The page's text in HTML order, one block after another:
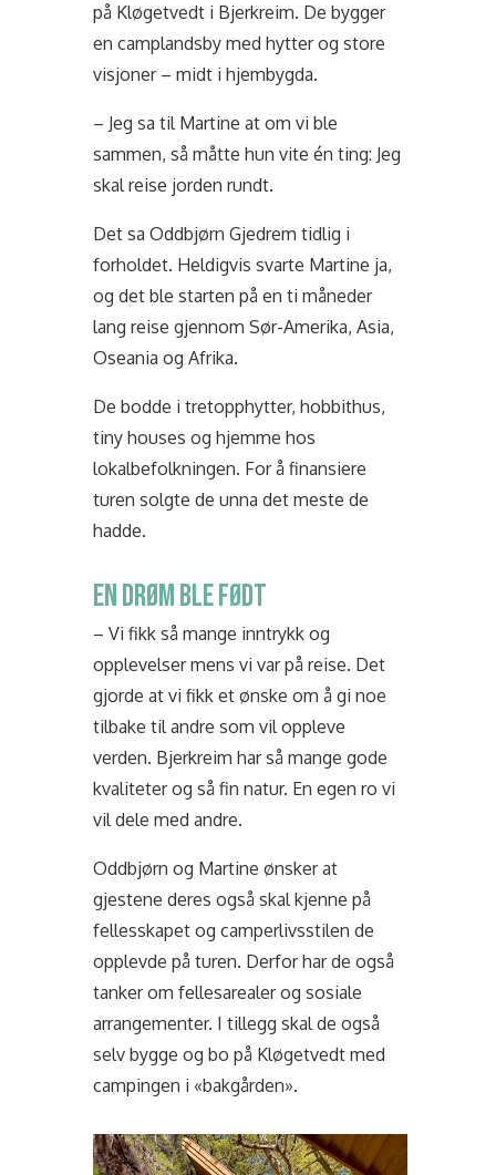
på Kløgetvedt i Bjerkreim. De bygger
en camplandsby med hytter og store
visjoner – midt i hjembygda.
– Jeg sa til Martine at om vi ble
sammen, så måtte hun vite én ting: Jeg
skal reise jorden rundt.
Det sa Oddbjørn Gjedrem tidlig i
forholdet. Heldigvis svarte Martine ja,
og det ble starten på en ti måneder
lang reise gjennom Sør-Amerika, Asia,
Oseania og Afrika.
De bodde i tretopphytter, hobbithus,
tiny houses og hjemme hos
lokalbefolkningen. For å finansiere
turen solgte de unna det meste de
hadde.
EN DRØM BLE FØDT
– Vi fikk så mange inntrykk og
opplevelser mens vi var på reise. Det
gjorde at vi fikk et ønske om å gi noe
tilbake til andre som vil oppleve
verden. Bjerkreim har så mange gode
kvaliteter og så fin natur. En egen ro vi
vil dele med andre.
Oddbjørn og Martine ønsker at
gjestene deres også skal kjenne på
fellesskapet og camperlivsstilen de
opplevde på turen. Derfor har de også
tanker om fellesarealer og sosiale
arrangementer. I tillegg skal de også
selv bygge og bo på Kløgetvedt med
campingen i «bakgården».